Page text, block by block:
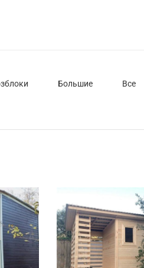
Большие Все